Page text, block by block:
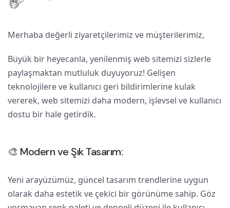
Merhaba değerli ziyaretçilerimiz ve müşterilerimiz,
Büyük bir heyecanla, yenilenmiş web sitemizi sizlerle
paylaşmaktan mutluluk duyuyoruz! Gelişen
teknolojilere ve kullanıcı geri bildirimlerine kulak
vererek, web sitemizi daha modern, işlevsel ve kullanıcı
dostu bir hale getirdik.
🎨 Modern ve Şık Tasarım:
Yeni arayüzümüz, güncel tasarım trendlerine uygun
olarak daha estetik ve çekici bir görünüme sahip. Göz